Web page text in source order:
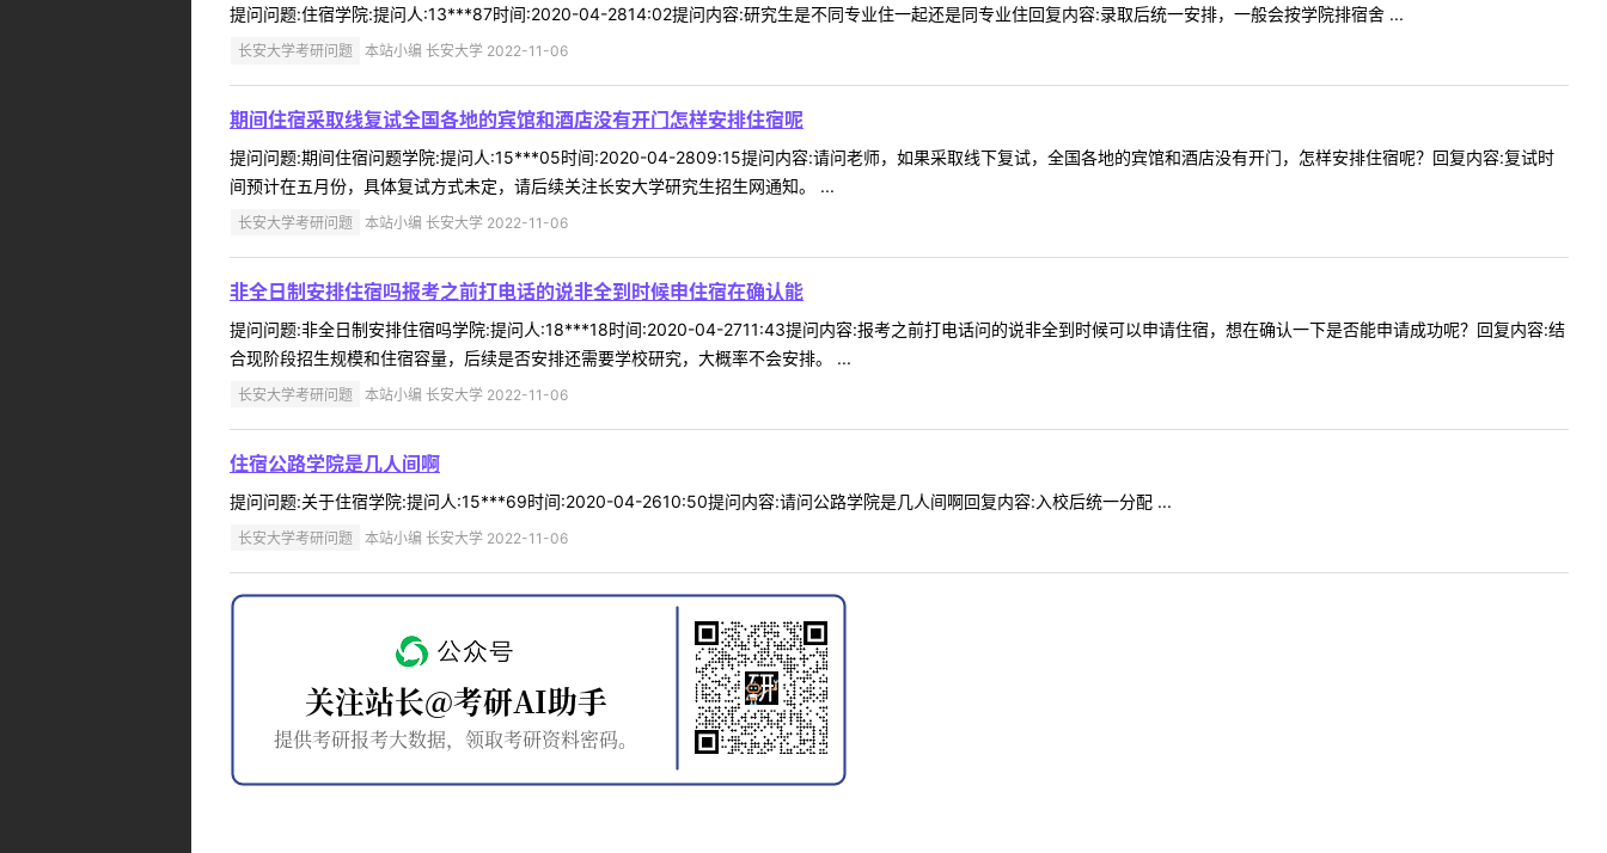
提问问题:住宿学院:提问人:13***87时间:2020-04-2814:02提问内容:研究生是不同专业住一起还是同专业住回复内容:录取后统一安排，一般会按学院排宿舍 ...
长安大学考研问题 本站小编 长安大学 2022-11-06
期间住宿采取线复试全国各地的宾馆和酒店没有开门怎样安排住宿呢
提问问题:期间住宿问题学院:提问人:15***05时间:2020-04-2809:15提问内容:请问老师，如果采取线下复试，全国各地的宾馆和酒店没有开门，怎样安排住宿呢？回复内容:复试时
间预计在五月份，具体复试方式未定，请后续关注长安大学研究生招生网通知。 ...
长安大学考研问题 本站小编 长安大学 2022-11-06
非全日制安排住宿吗报考之前打电话的说非全到时候申住宿在确认能
提问问题:非全日制安排住宿吗学院:提问人:18***18时间:2020-04-2711:43提问内容:报考之前打电话问的说非全到时候可以申请住宿，想在确认一下是否能申请成功呢？回复内容:结
合现阶段招生规模和住宿容量，后续是否安排还需要学校研究，大概率不会安排。 ...
长安大学考研问题 本站小编 长安大学 2022-11-06
住宿公路学院是几人间啊
提问问题:关于住宿学院:提问人:15***69时间:2020-04-2610:50提问内容:请问公路学院是几人间啊回复内容:入校后统一分配 ...
长安大学考研问题 本站小编 长安大学 2022-11-06